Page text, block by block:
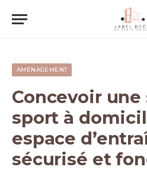
AMÉNAGEMENT
Concevoir une
sport à
espace
sécurisé et